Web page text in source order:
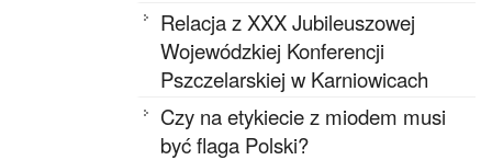
Relacja z XXX Jubileuszowej
Wojewódzkiej Konferencji
Pszczelarskiej w Karniowicach
Czy na etykiecie z miodem musi
być flaga Polski?